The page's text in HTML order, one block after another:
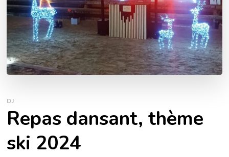
DJ
Repas dansant, thème
ski 2024